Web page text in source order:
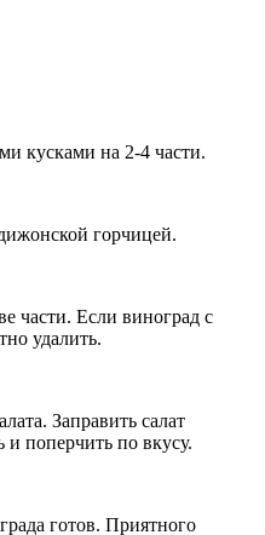
кусками на 2-4 части.
горчицей.
части. Если виноград с
удалить.
Заправить салат
поперчить по вкусу.
готов. Приятного